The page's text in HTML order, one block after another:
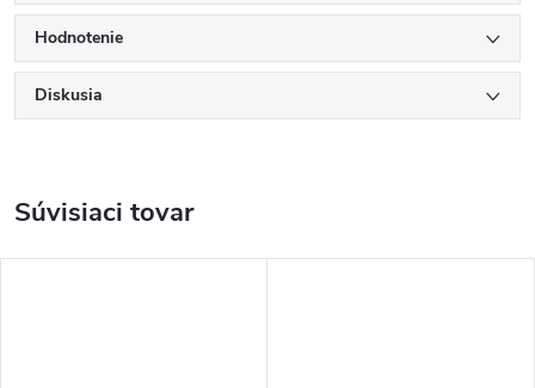
Hodnotenie
Diskusia
Súvisiaci tovar